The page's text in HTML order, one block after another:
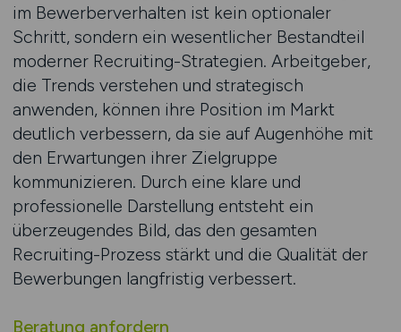
im Bewerberverhalten ist kein optionaler
Schritt, sondern ein wesentlicher Bestandteil
moderner Recruiting-Strategien. Arbeitgeber,
die Trends verstehen und strategisch
anwenden, können ihre Position im Markt
deutlich verbessern, da sie auf Augenhöhe mit
den Erwartungen ihrer Zielgruppe
kommunizieren. Durch eine klare und
professionelle Darstellung entsteht ein
überzeugendes Bild, das den gesamten
Recruiting-Prozess stärkt und die Qualität der
Bewerbungen langfristig verbessert.
Beratung anfordern